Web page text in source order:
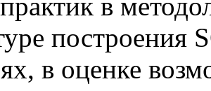
построения
в оценке